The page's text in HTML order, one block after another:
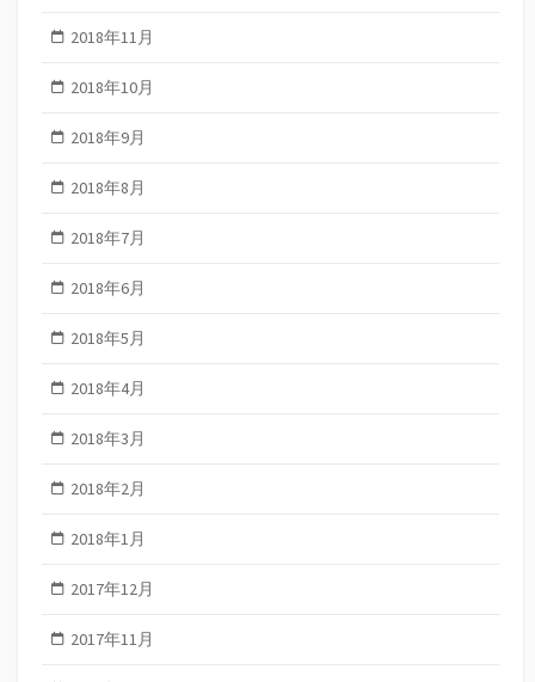
2018年11月
2018年10月
2018年9月
2018年8月
2018年7月
2018年6月
2018年5月
2018年4月
2018年3月
2018年2月
2018年1月
2017年12月
2017年11月